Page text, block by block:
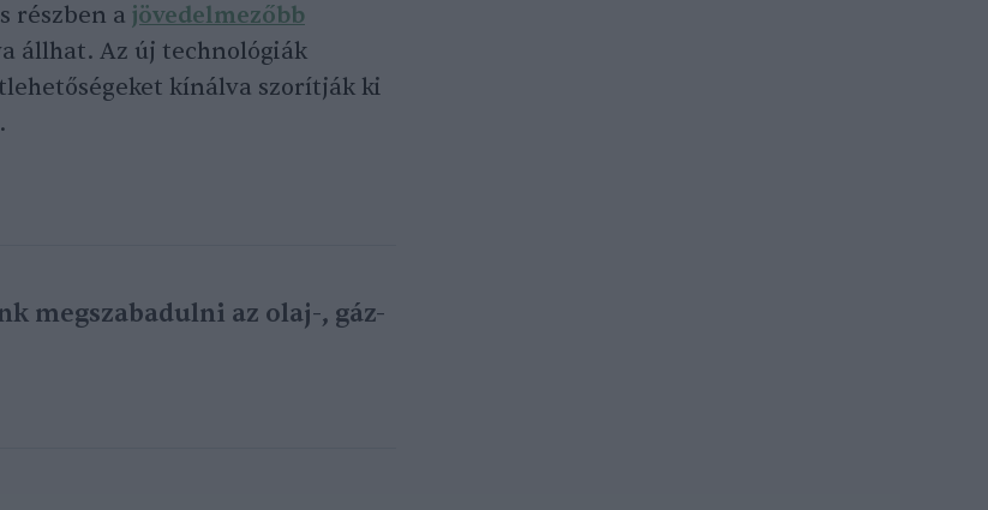
részben a jövedelmezőbb
állhat. Az új technológiák
kínálva szorítják ki
megszabadulni az olaj-, gáz-